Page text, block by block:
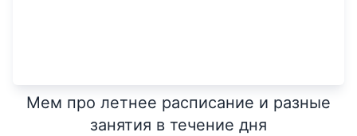
Мем про летнее расписание и разные
занятия в течение дня